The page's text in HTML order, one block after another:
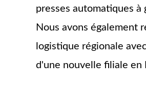
presses automatiques à
Nous avons également
logistique régionale
d'une nouvelle filiale en